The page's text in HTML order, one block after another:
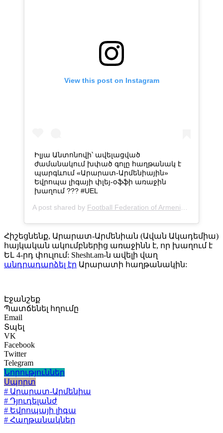
View this post on Instagram
Իլյա Անտոնովի՝ ավելացված
ժամանակում խփած գոլը հաղթանակ է
պարգևում «Արարատ-Արմենիային»
Եվրոպա լիգայի փլեյ-օֆֆի առաջին
խաղում ??? #UEL
A post shared by Football Federation of Armenia
Հիշեցնենք, Արարատ-Արմենիան (Ավան Ակադեմիա)
հայկական ակումբներից առաջինն է, որ խաղում է
ԵԼ 4-րդ փուլում: Shesht.am-ն ավելի վաղ
անդրադարձել էր Արարատի հաղթանակին:
Էջանշեք
Պատճենել հղումը
Email
Տպել
VK
Facebook
Twitter
Telegram
Նորություններ
Սպորտ
# Արարատ-Արմենիա
# Դյուդելանժ
# Եվրոպայի լիգա
# Հաղթանակներ